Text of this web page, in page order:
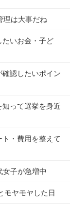
理は大事だね
たいお金・子ど
認したいポイン
って選挙を身近
・費用を整えて
女子が急増中
モヤモヤした日